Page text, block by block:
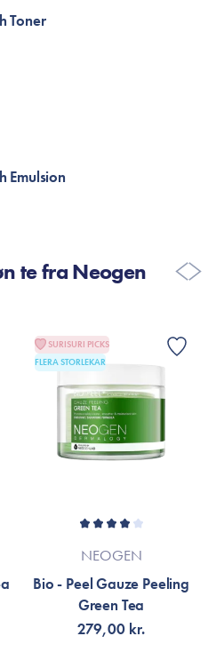
Toner
Emulsion
te fra Neogen
SURISURI PICKS
FLERA STORLEKAR
NEOGEN
Bio - Peel Gauze Peeling
Green Tea
279,00 kr.